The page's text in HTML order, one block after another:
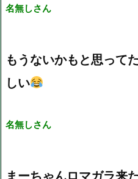
名無しさん
もうないかもと思って
しい
名無しさん
まーちゃんロマガラ来